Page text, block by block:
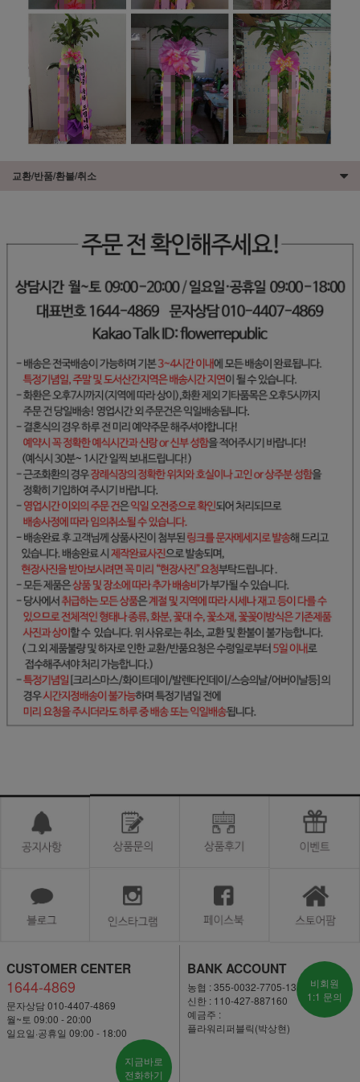
교환/반품/환불/취소
CUSTOMER CENTER
1644-4869
문자상담 010-4407-4869
월~토 09:00 - 20:00
일요일·공휴일 09:00 - 18:00
지금바로
전화하기
BANK ACCOUNT
농협 : 355-0032-7705-13
신한 : 110-427-887160
예금주 :
플라워리퍼블릭(박상현)
비회원
1:1 문의